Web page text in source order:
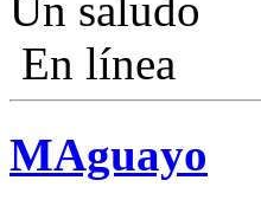
Un saludo
En línea
MAguayo